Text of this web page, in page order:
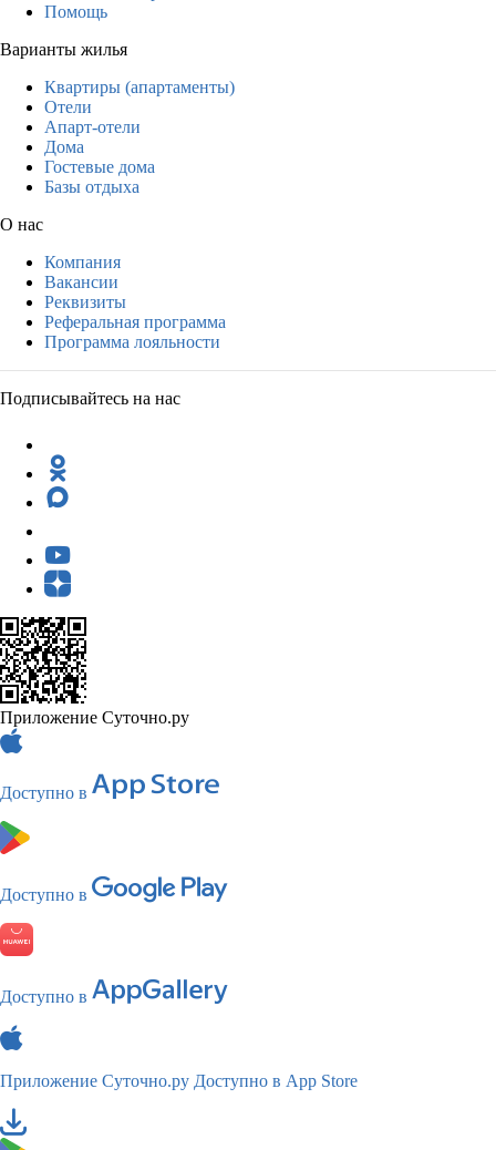
Помощь
Варианты жилья
Квартиры (апартаменты)
Отели
Апарт-отели
Дома
Гостевые дома
Базы отдыха
О нас
Компания
Вакансии
Реквизиты
Реферальная программа
Программа лояльности
Подписывайтесь на нас
Приложение Суточно.ру
Доступно в
Доступно в
Доступно в
Приложение Суточно.ру Доступно в App Store